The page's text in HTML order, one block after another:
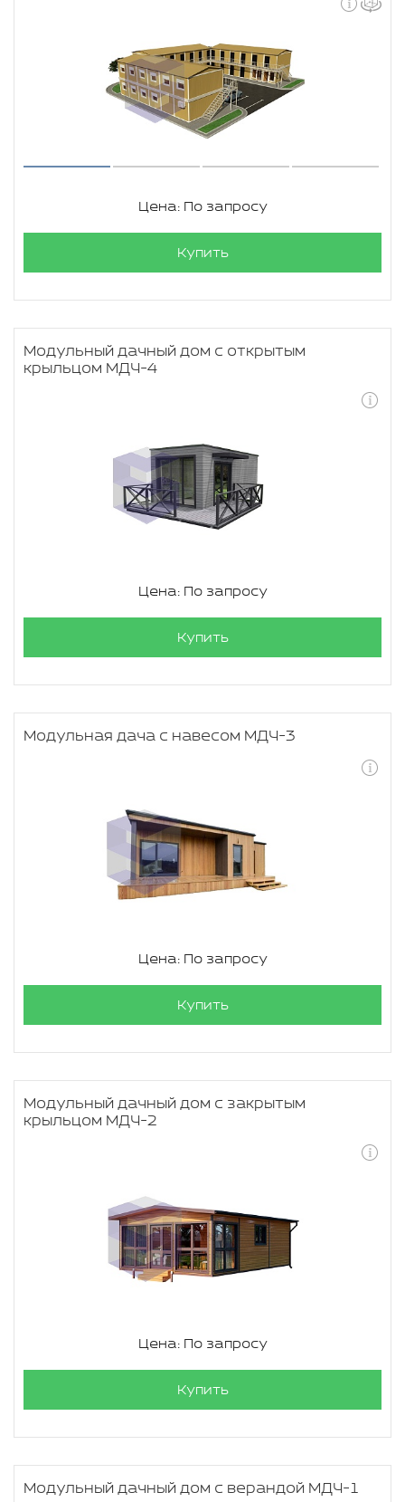
Цена: По запросу
Купить
Модульный дачный дом с открытым
крыльцом МДЧ-4
Цена: По запросу
Купить
Модульная дача с навесом МДЧ-3
Цена: По запросу
Купить
Модульный дачный дом с закрытым
крыльцом МДЧ-2
Цена: По запросу
Купить
Модульный дачный дом с верандой МДЧ-1